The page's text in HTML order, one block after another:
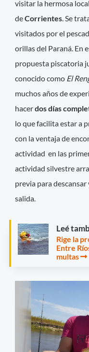
visitar la hermosa
deCorrientes . Se
visitados por el
orillas del Paraná. En
propuesta piscatoria
conocido como El
muchos años de
hacerdos días
lo que facilita estar a
con la ventaja de
actividad en las
actividad silvestre
previa para
salida.
Leé
Rige la
Entre
multas